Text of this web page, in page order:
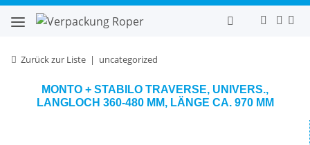
Zurück zur Liste uncategorized
MONTO + STABILO TRAVERSE, UNIVERS.,
LANGLOCH 360-480 MM, LÄNGE CA. 970 MM